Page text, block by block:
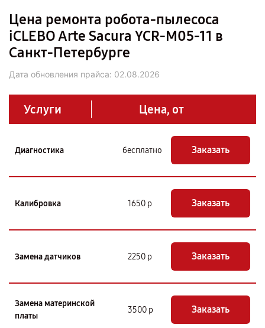
Цена ремонта робота-пылесоса
iCLEBO Arte Sacura YCR-M05-11 в
Санкт-Петербурге
Дата обновления прайса: 02.08.2026
Услуги Цена, от
Диагностика бесплатно Заказать
Калибровка 1650 р Заказать
Замена датчиков 2250 р Заказать
Замена материнской
платы
3500 р Заказать